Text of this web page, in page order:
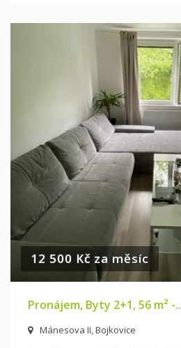
12 500 Kč za měsíc
Pronájem, Byty 2+1, 56 m² -..
Mánesova II, Bojkovice